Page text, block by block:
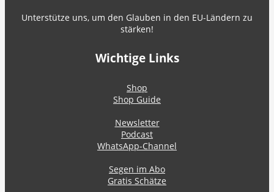
Unterstütze uns, um den Glauben in den EU-Ländern zu
stärken!
Wichtige Links
Shop
Shop Guide
Newsletter
Podcast
WhatsApp-Channel
Segen im Abo
Gratis Schätze